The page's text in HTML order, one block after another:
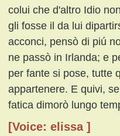
colui che d'altro Idio
gli fosse il da lui
acconci, pensò di piú
ne passò in Irlanda; e
per fante si pose, tutte
appartenere. E quivi,
fatica dimorò lungo
[Voice: elissa ]